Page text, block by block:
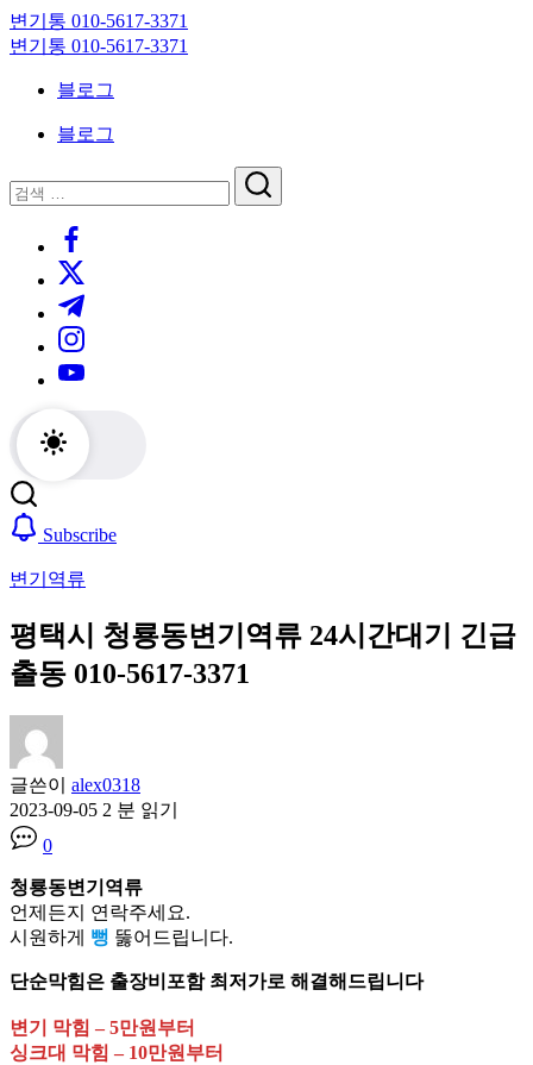
Skip
to
content
변기통 010-5617-3371
변
대
기
변기통 010-5617-3371
크
대
기
블로그
블로그
닫
기
검
검
https://www.facebook.com/
https://twitter.com/
https://t.me/
https://www.instagram.com/
https://youtube.com/
Subscribe
변기역류
평택시 청룡동변기역류 24시간대기 긴급
출동 010-5617-3371
글쓴이 alex0318
2023-09-05 2 분 읽기
0
청룡동변기역류
언제든지 연락주세요.
시원하게 뻥 뚫어드립니다.
단순막힘은 출장비포함 최저가로 해결해드립니다
변기 막힘 – 5만원부터
싱크대 막힘 – 10만원부터